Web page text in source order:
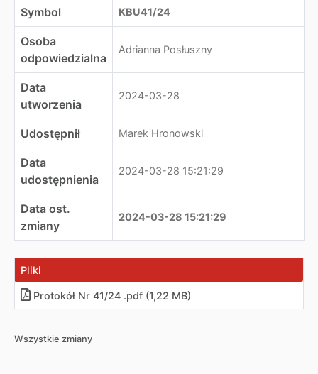
Symbol KBU41/24
Osoba
odpowiedzialna
Adrianna Posłuszny
Data
utworzenia
2024-03-28
Udostępnił Marek Hronowski
Data
udostępnienia
2024-03-28 15:21:29
Data ost.
zmiany
2024-03-28 15:21:29
Pliki
Protokół Nr 41/24 .pdf (1,22 MB)
Wszystkie zmiany